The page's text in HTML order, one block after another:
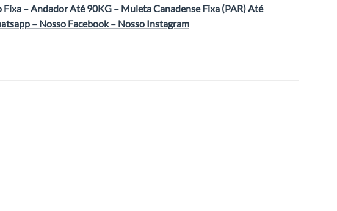
Fixa –Andador Até 90KG – Muleta Canadense Fixa (PAR) Até
– Nosso Facebook– Nosso Instagram